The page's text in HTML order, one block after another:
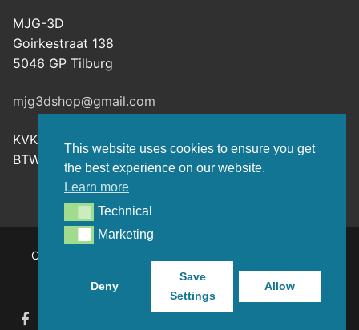
This website uses cookies to ensure you get
the best experience on our website.
Learn more
TechnicalTechnical
MarketingMarketing
Deny
Save
Settings
Allow
MJG-3D
Goirkestraat 138
5046 GP Tilburg
mjg3dshop@gmail.com
KVK: 80143601
BTW-nr: NL003398508B26
Copyright © 2026 MJG-3D – For all your 3D prints, paint
(supplies) and TTRPG stuff – Powered byCustomify.